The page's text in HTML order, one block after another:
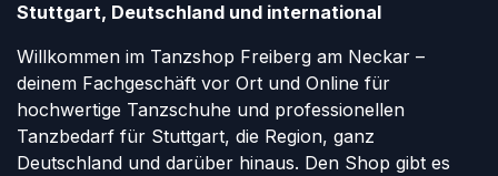
Stuttgart, Deutschland und international
Willkommen im Tanzshop Freiberg am Neckar –
deinem Fachgeschäft vor Ort und Online für
hochwertige Tanzschuhe und professionellen
Tanzbedarf für Stuttgart, die Region, ganz
Deutschland und darüber hinaus. Den Shop gibt es